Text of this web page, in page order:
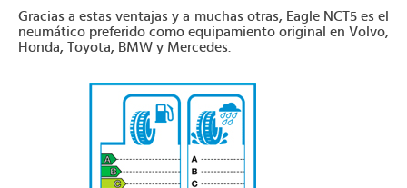
Gracias a estas ventajas y a muchas otras, Eagle NCT5 es el
neumático preferido como equipamiento original en Volvo,
Honda, Toyota, BMW y Mercedes.